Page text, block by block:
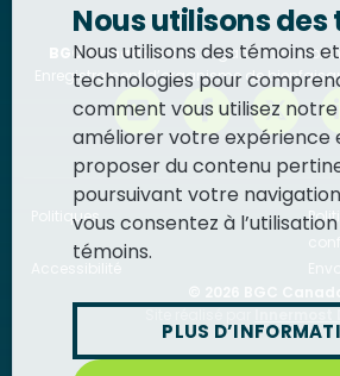
BGC Canadaest un organisme de
Enregistrement d’organisme de
Politiques
Nous utilisons
Nous utilisons des témoins
technologies pour
comment vous utilisez notre
améliorer votre expérience
proposer du contenu
poursuivant votre
vous consentez à
témoins.
PLUS